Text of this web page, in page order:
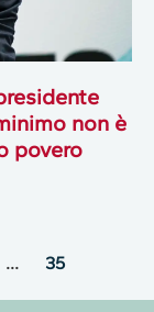
non è
povero
… 35